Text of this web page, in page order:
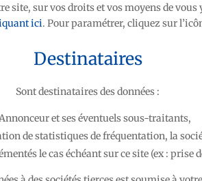
sur vos droits et vos moyens de
ici. Pour paramétrer, cliquez sur
Destinataires
Sont destinataires des données :
et ses éventuels sous-traitants,
de statistiques de fréquentation, la
le cas échéant sur ce site (ex : prise